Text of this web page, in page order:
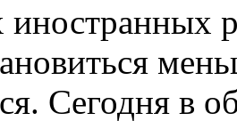
иностранных
Сегодня в